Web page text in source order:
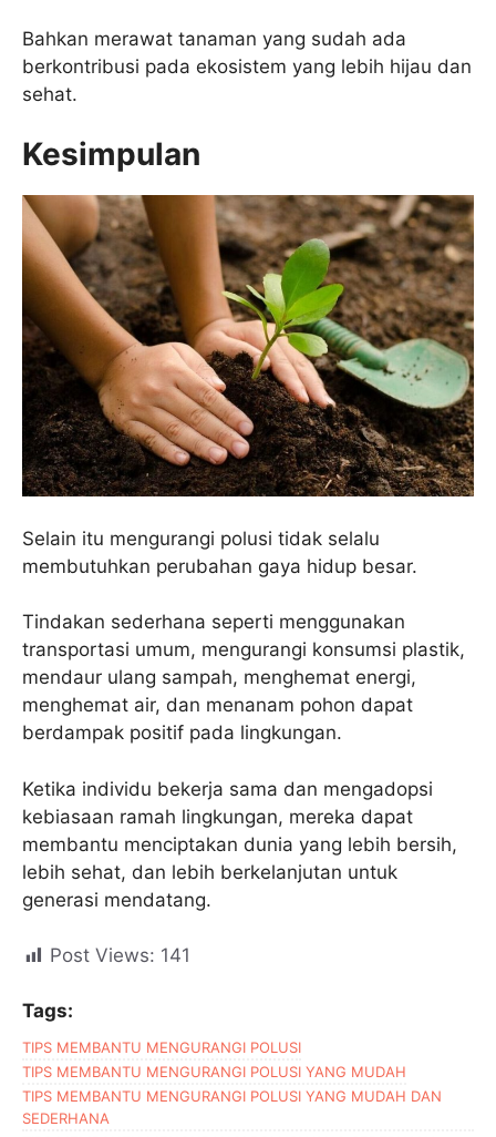
Bahkan merawat tanaman yang sudah ada
berkontribusi pada ekosistem yang lebih hijau dan
sehat.
Kesimpulan
Selain itu mengurangi polusi tidak selalu
membutuhkan perubahan gaya hidup besar.
Tindakan sederhana seperti menggunakan
transportasi umum, mengurangi konsumsi plastik,
mendaur ulang sampah, menghemat energi,
menghemat air, dan menanam pohon dapat
berdampak positif pada lingkungan.
Ketika individu bekerja sama dan mengadopsi
kebiasaan ramah lingkungan, mereka dapat
membantu menciptakan dunia yang lebih bersih,
lebih sehat, dan lebih berkelanjutan untuk
generasi mendatang.
Post Views: 141
Tags:
TIPS MEMBANTU MENGURANGI POLUSI
TIPS MEMBANTU MENGURANGI POLUSI YANG MUDAH
TIPS MEMBANTU MENGURANGI POLUSI YANG MUDAH DAN
SEDERHANA